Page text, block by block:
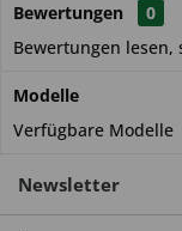
Bewertungen
0
Bewertungen
Modelle
Verfügbare Modelle
Newsletter